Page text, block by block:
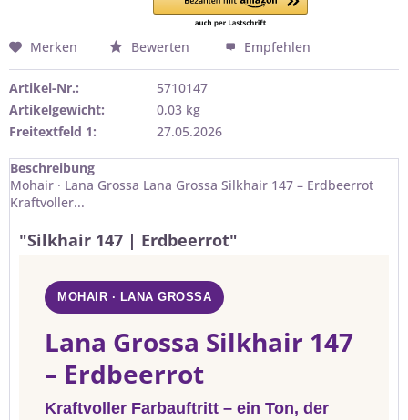
Merken Bewerten Empfehlen
Artikel-Nr.:
5710147
Artikelgewicht:
0,03 kg
Freitextfeld 1:
27.05.2026
Beschreibung
Mohair · Lana Grossa Lana Grossa Silkhair 147 – Erdbeerrot
Kraftvoller...
"Silkhair 147 | Erdbeerrot"
MOHAIR · LANA GROSSA
Lana Grossa Silkhair 147
– Erdbeerrot
Kraftvoller Farbauftritt – ein Ton, der